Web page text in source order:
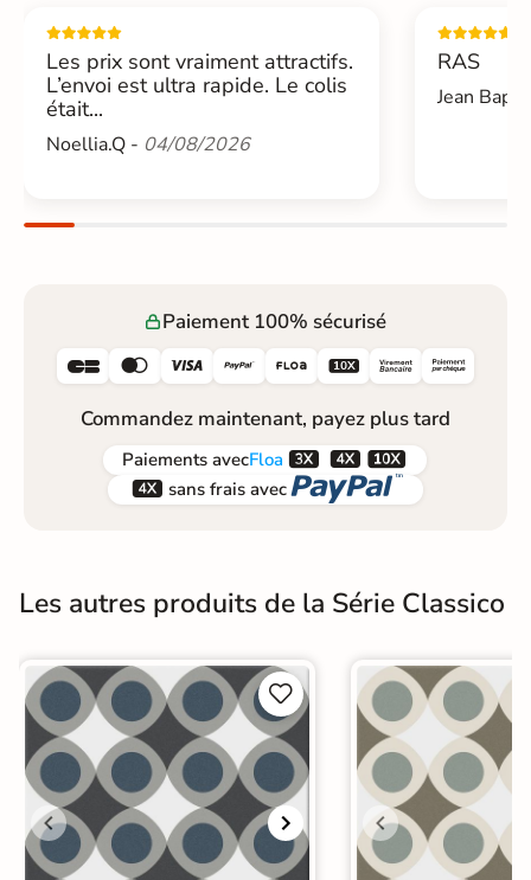
Les prix sont vraiment attractifs.
L’envoi est ultra rapide. Le colis
était...
Noellia.Q - 04/08/2026
RAS
Jean
Paiement 100% sécurisé
     
Commandez maintenant, payez plus tard
Paiements avecFloa  
 sans frais avec 
Les autres produits de la Série Classico

